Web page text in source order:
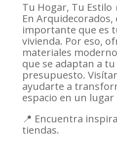
Tu Hogar, Tu Estilo
En
importante que es
vivienda. Por eso,
materiales
que se adaptan a
presupuesto.
ayudarte a
espacio en un lugar
📍 Encuentra
tiendas.